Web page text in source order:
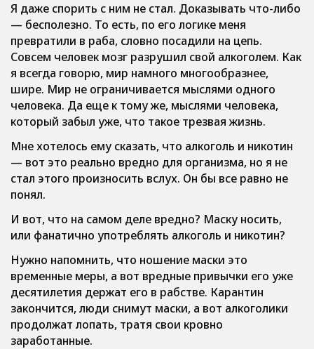
Я даже спорить с ним не стал. Доказывать что-либо
— бесполезно. То есть, по его логике меня
превратили в раба, словно посадили на цепь.
Совсем человек мозг разрушил свой алкоголем. Как
я всегда говорю, мир намного многообразнее,
шире. Мир не ограничивается мыслями одного
человека. Да еще к тому же, мыслями человека,
который забыл уже, что такое трезвая жизнь.
Мне хотелось ему сказать, что алкоголь и никотин
— вот это реально вредно для организма, но я не
стал этого произносить вслух. Он бы все равно не
понял.
И вот, что на самом деле вредно? Маску носить,
или фанатично употреблять алкоголь и никотин?
Нужно напомнить, что ношение маски это
временные меры, а вот вредные привычки его уже
десятилетия держат его в рабстве. Карантин
закончится, люди снимут маски, а вот алкоголики
продолжат лопать, тратя свои кровно
заработанные.